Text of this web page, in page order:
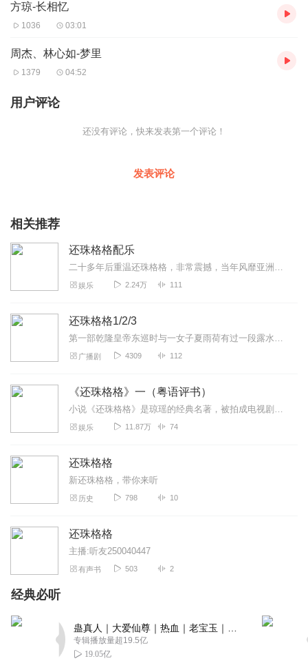
方琼-长相忆
1036 03:01
周杰、林心如-梦里
1379 04:52
用户评论
还没有评论，快来发表第一个评论！
发表评论
相关推荐
还珠格格配乐
二十多年后重温还珠格格，非常震撼，当年风靡亚洲的电视剧拍的真好，音乐真好。尤其是《当》《自从有了你》这种充满“精气神”的大气魄歌曲，非常符合千禧年时候人们的那种...
娱乐 2.24万 111
还珠格格1/2/3
第一部乾隆皇帝东巡时与一女子夏雨荷有过一段露水姻缘，后雨荷生下一女夏紫薇而乾隆并不知情。多年后，雨荷病逝。紫薇携丫环金锁带着当年乾隆留下的信物，从济南千里迢迢到...
广播剧 4309 112
《还珠格格》一（粤语评书）
小说《还珠格格》是琼瑶的经典名著，被拍成电视剧是许多80后的童年回忆。主要讲述混迹市井街头的小燕子和多才多艺的紫薇，偶然在京城相识相惜。然而命运弄人，假格格小燕...
娱乐 11.87万 74
还珠格格
新还珠格格，带你来听
历史 798 10
还珠格格
主播:听友250040447
有声书 503 2
经典必听
专辑播放量超19.5亿
19.05亿